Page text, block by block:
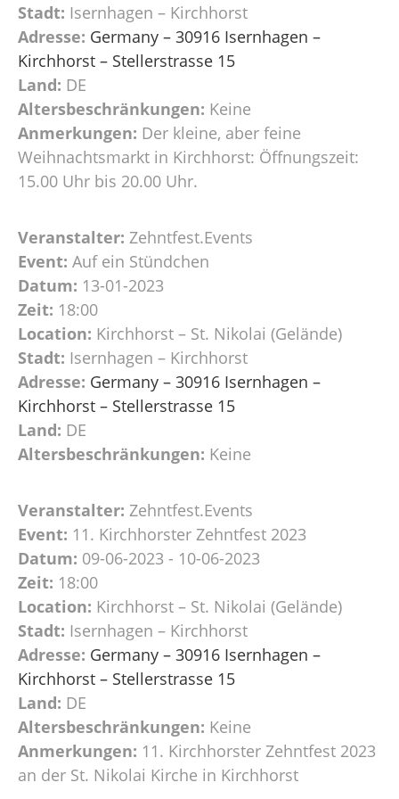
Stadt: Isernhagen – Kirchhorst
Adresse: Germany – 30916 Isernhagen –
Kirchhorst – Stellerstrasse 15
Land: DE
Altersbeschränkungen: Keine
Anmerkungen: Der kleine, aber feine
Weihnachtsmarkt in Kirchhorst: Öffnungszeit:
15.00 Uhr bis 20.00 Uhr.
Veranstalter: Zehntfest.Events
Event: Auf ein Stündchen
Datum: 13-01-2023
Zeit: 18:00
Location: Kirchhorst – St. Nikolai (Gelände)
Stadt: Isernhagen – Kirchhorst
Adresse: Germany – 30916 Isernhagen –
Kirchhorst – Stellerstrasse 15
Land: DE
Altersbeschränkungen: Keine
Veranstalter: Zehntfest.Events
Event: 11. Kirchhorster Zehntfest 2023
Datum: 09-06-2023 - 10-06-2023
Zeit: 18:00
Location: Kirchhorst – St. Nikolai (Gelände)
Stadt: Isernhagen – Kirchhorst
Adresse: Germany – 30916 Isernhagen –
Kirchhorst – Stellerstrasse 15
Land: DE
Altersbeschränkungen: Keine
Anmerkungen: 11. Kirchhorster Zehntfest 2023
an der St. Nikolai Kirche in Kirchhorst